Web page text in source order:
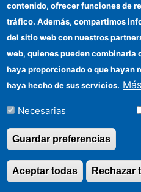
IEGD
Sede electrónica CSIC
Organismos financiadores
Información para proveedores
Cómo llegar
©Copyright 2026 Todos los
contenido, ofrecer funciones de
tráfico. Además, compartimos
del sitio web con nuestros
web, quienes pueden combinarla
haya proporcionado o que hayan
haya hecho de sus servicios.
Necesarias
Guardar preferencias
Rechazar
Aceptar todas